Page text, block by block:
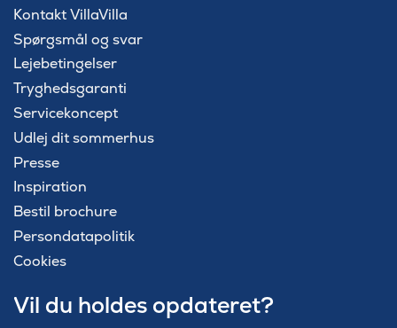
Kontakt VillaVilla
Spørgsmål og svar
Lejebetingelser
Tryghedsgaranti
Servicekoncept
Udlej dit sommerhus
Presse
Inspiration
Bestil brochure
Persondatapolitik
Cookies
Vil du holdes opdateret?